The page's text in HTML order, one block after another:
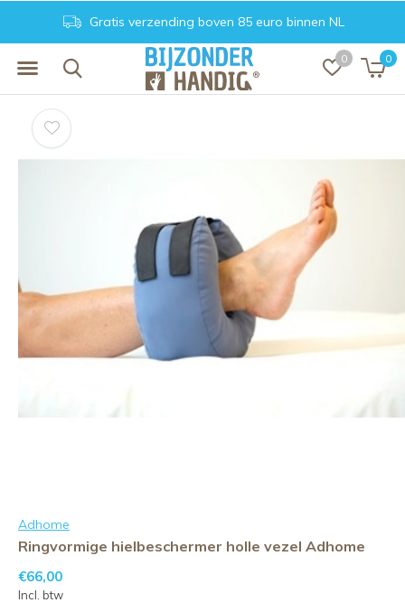
0 0
Gratis verzending boven 85 euro binnen NL
Adhome
Ringvormige hielbeschermer holle vezel Adhome
€66,00
Incl. btw